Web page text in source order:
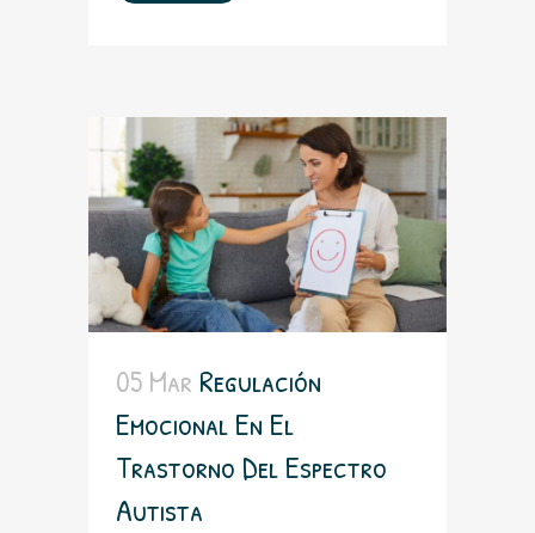
05 Mar Regulación
Emocional En El
Trastorno Del Espectro
Autista